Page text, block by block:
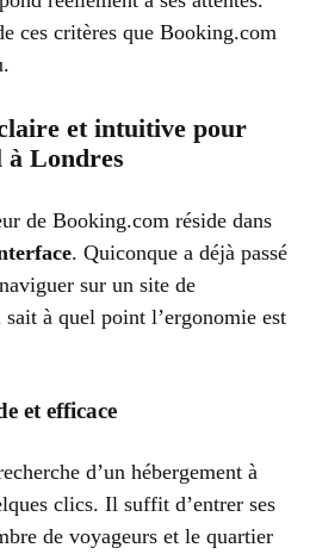
ces critères que Booking.com
et intuitive pour
à Londres
de Booking.com réside dans
. Quiconque a déjà passé
sur un site de
à quel point l’ergonomie est
et efficace
d’un hébergement à
clics. Il suffit d’entrer ses
de voyageurs et le quartier